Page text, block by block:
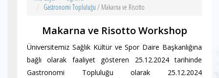
Gastronomi Topluluğu / Makarna ve Risotto
Makarna ve Risotto Workshop
Üniversitemiz Sağlık Kültür ve Spor Daire Başkanlığına
bağlı olarak faaliyet gösteren 25.12.2024 tarihinde
Gastronomi Topluluğu olarak 25.12.2024